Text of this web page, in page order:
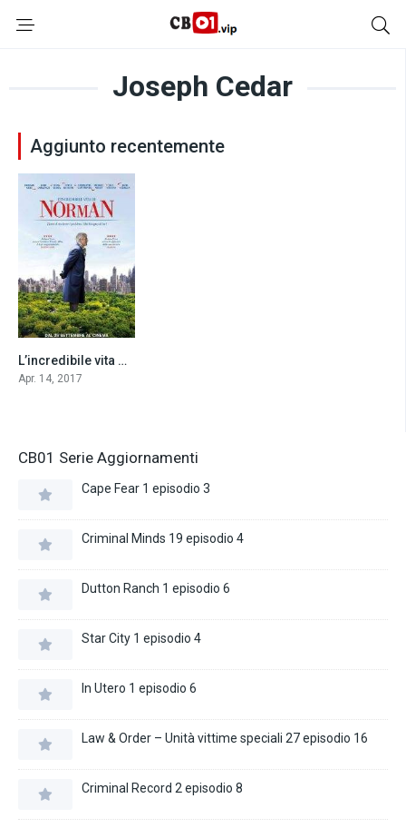
Joseph Cedar
Aggiunto recentemente
6.1
L’incredibile vita di Norman (2017)
Apr. 14, 2017
CB01 Serie Aggiornamenti
Cape Fear 1 episodio 3
Criminal Minds 19 episodio 4
Dutton Ranch 1 episodio 6
Star City 1 episodio 4
In Utero 1 episodio 6
Law & Order – Unità vittime speciali 27 episodio 16
Criminal Record 2 episodio 8